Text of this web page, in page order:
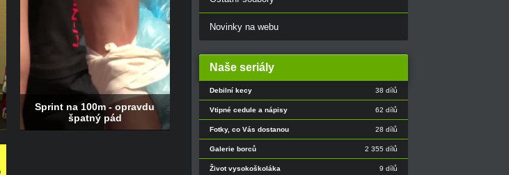
Sprint na 100m - opravdu
špatný pád
Novinky na webu
Naše seriály
Debilní kecy 38 dílů
Vtipné cedule a nápisy 62 dílů
Fotky, co Vás dostanou 28 dílů
Galerie borců 2 355 dílů
Život vysokoškoláka 9 dílů